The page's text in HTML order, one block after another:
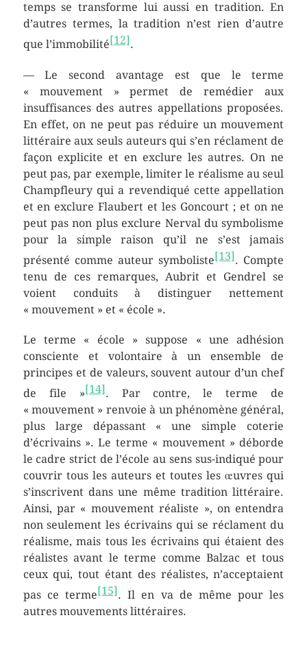
temps se transforme lui aussi en tradition. En
d’autres termes, la tradition n’est rien d’autre
que l’immobilité[12].
— Le second avantage est que le terme
« mouvement » permet de remédier aux
insuffisances des autres appellations proposées.
En effet, on ne peut pas réduire un mouvement
littéraire aux seuls auteurs qui s’en réclament de
façon explicite et en exclure les autres. On ne
peut pas, par exemple, limiter le réalisme au seul
Champfleury qui a revendiqué cette appellation
et en exclure Flaubert et les Goncourt ; et on ne
peut pas non plus exclure Nerval du symbolisme
pour la simple raison qu’il ne s’est jamais
présenté comme auteur symboliste[13]. Compte
tenu de ces remarques, Aubrit et Gendrel se
voient conduits à distinguer nettement
« mouvement » et « école ».
Le terme « école » suppose « une adhésion
consciente et volontaire à un ensemble de
principes et de valeurs, souvent autour d’un chef
de file »[14]. Par contre, le terme de
« mouvement » renvoie à un phénomène général,
plus large dépassant « une simple coterie
d’écrivains ». Le terme « mouvement » déborde
le cadre strict de l’école au sens sus-indiqué pour
couvrir tous les auteurs et toutes les œuvres qui
s’inscrivent dans une même tradition littéraire.
Ainsi, par « mouvement réaliste », on entendra
non seulement les écrivains qui se réclament du
réalisme, mais tous les écrivains qui étaient des
réalistes avant le terme comme Balzac et tous
ceux qui, tout étant des réalistes, n’acceptaient
pas ce terme [15] . Il en va de même pour les
autres mouvements littéraires.